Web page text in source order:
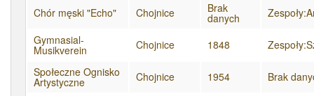
Chór męski "Echo" Chojnice Brak
danych
Gymnasial-
Musikverein Chojnice 1848
Społeczne Ognisko
Artystyczne Chojnice 1954
Brak